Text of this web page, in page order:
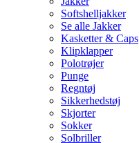
Softshelljakker
Se alle Jakker
Kasketter & Caps
Klipklapper
Polotrøjer
Punge
Regntøj
Sikkerhedstøj
Skjorter
Sokker
Solbriller